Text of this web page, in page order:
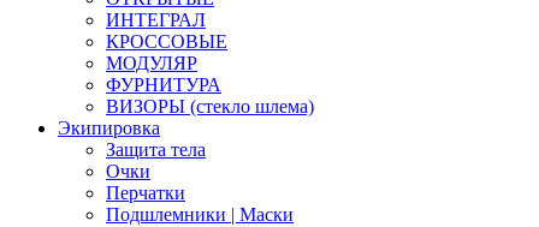
ИНТЕГРАЛ
КРОССОВЫЕ
МОДУЛЯР
ФУРНИТУРА
ВИЗОРЫ (стекло шлема)
Экипировка
Защита тела
Очки
Перчатки
Подшлемники | Маски